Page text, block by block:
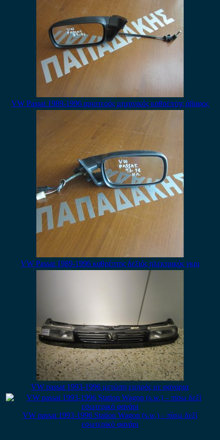
VW Passat 1989-1996 αριστερός μηχανικός καθρέπτης άβαφος
VW Passat 1989-1996 καθρέπτης δεξιός ηλεκτρικός γκρι
VW passat 1993-1996 μετώπη εμπρός με φαναρια
VW passat 1993-1996 Station Wagon (s.w.) – πίσω δεξί
εσωτερικό φανάρι